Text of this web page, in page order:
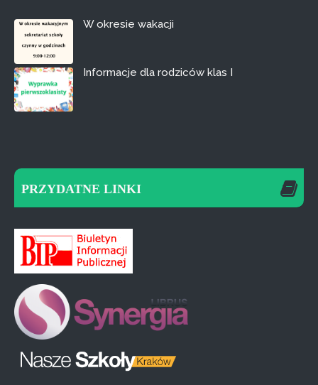
W okresie wakacji
Informacje dla rodziców klas I
PRZYDATNE LINKI